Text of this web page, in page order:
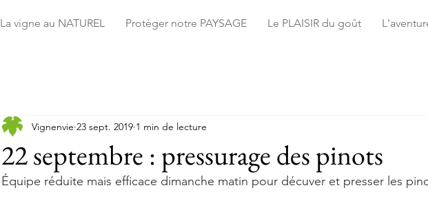
La vigne au NATUREL Protéger notre PAYSAGE Le PLAISIR du goût
22 septembre : pressurage des pinots
Vignenvie 23 sept. 2019 1 min de lecture
Équipe réduite mais efficace dimanche matin pour décuver et presser les